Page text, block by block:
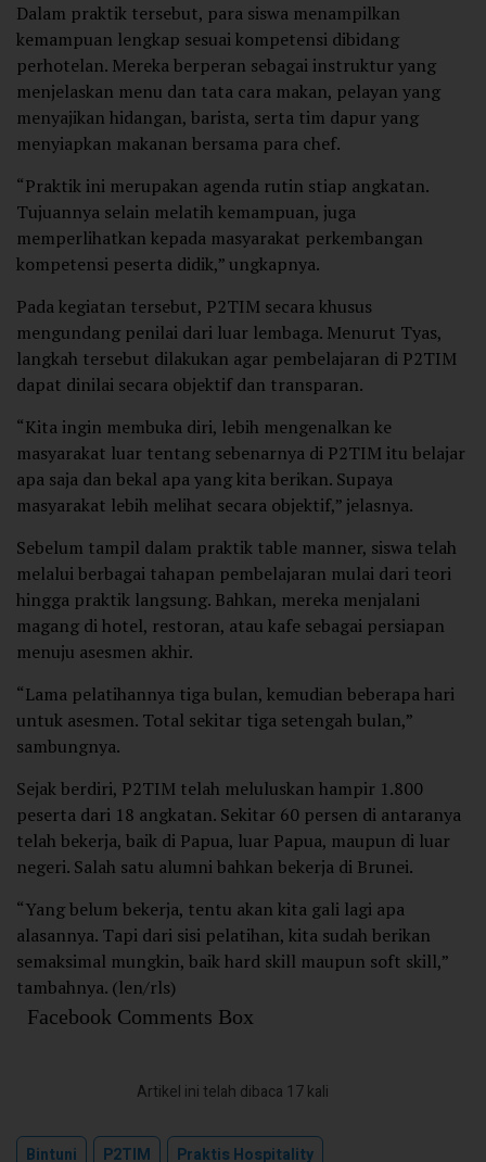
Dalam praktik tersebut, para siswa menampilkan
kemampuan lengkap sesuai kompetensi dibidang
perhotelan. Mereka berperan sebagai instruktur yang
menjelaskan menu dan tata cara makan, pelayan yang
menyajikan hidangan, barista, serta tim dapur yang
menyiapkan makanan bersama para chef.
“Praktik ini merupakan agenda rutin stiap angkatan.
Tujuannya selain melatih kemampuan, juga
memperlihatkan kepada masyarakat perkembangan
kompetensi peserta didik,” ungkapnya.
Pada kegiatan tersebut, P2TIM secara khusus
mengundang penilai dari luar lembaga. Menurut Tyas,
langkah tersebut dilakukan agar pembelajaran di P2TIM
dapat dinilai secara objektif dan transparan.
“Kita ingin membuka diri, lebih mengenalkan ke
masyarakat luar tentang sebenarnya di P2TIM itu belajar
apa saja dan bekal apa yang kita berikan. Supaya
masyarakat lebih melihat secara objektif,” jelasnya.
Sebelum tampil dalam praktik table manner, siswa telah
melalui berbagai tahapan pembelajaran mulai dari teori
hingga praktik langsung. Bahkan, mereka menjalani
magang di hotel, restoran, atau kafe sebagai persiapan
menuju asesmen akhir.
“Lama pelatihannya tiga bulan, kemudian beberapa hari
untuk asesmen. Total sekitar tiga setengah bulan,”
sambungnya.
Sejak berdiri, P2TIM telah meluluskan hampir 1.800
peserta dari 18 angkatan. Sekitar 60 persen di antaranya
telah bekerja, baik di Papua, luar Papua, maupun di luar
negeri. Salah satu alumni bahkan bekerja di Brunei.
“Yang belum bekerja, tentu akan kita gali lagi apa
alasannya. Tapi dari sisi pelatihan, kita sudah berikan
semaksimal mungkin, baik hard skill maupun soft skill,”
tambahnya. (len/rls)
Facebook Comments Box
Artikel ini telah dibaca 17 kali
Bintuni P2TIM Praktis Hospitality